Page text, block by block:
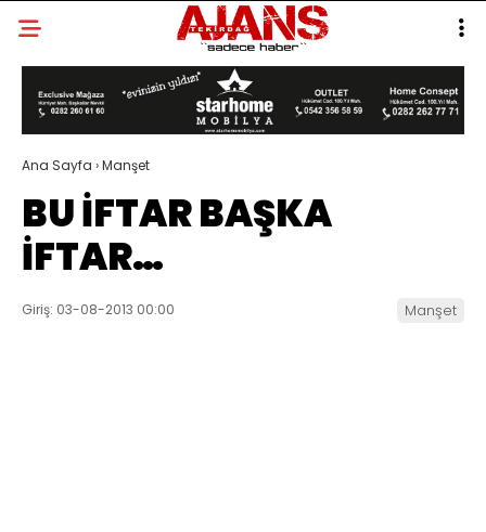
Ana Sayfa ›Manşet
BU İFTAR BAŞKA
İFTAR…
Giriş: 03-08-2013 00:00 Manşet